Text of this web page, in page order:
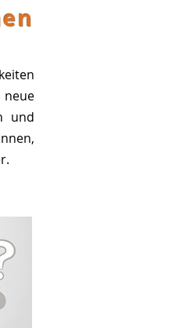
und